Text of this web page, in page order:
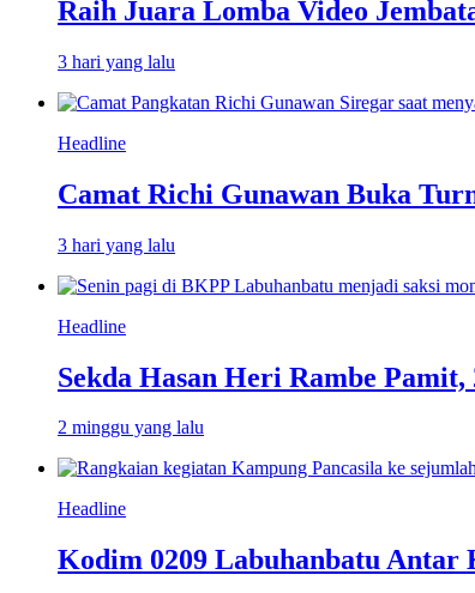
Raih Juara Lomba Video
3 hari yang lalu
Headline
Camat Richi Gunawan Buka
3 hari yang lalu
Headline
Sekda Hasan Heri Rambe
2 minggu yang lalu
Headline
Kodim 0209 Labuhanbatu Antar